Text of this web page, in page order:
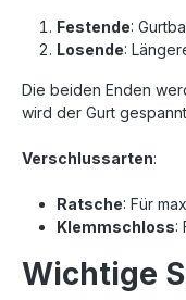
Festende:
Losende:
Die beiden Enden
wird der Gurt
Verschlussarten:
Ratsche: Für
Klemmschloss:
Wichtige